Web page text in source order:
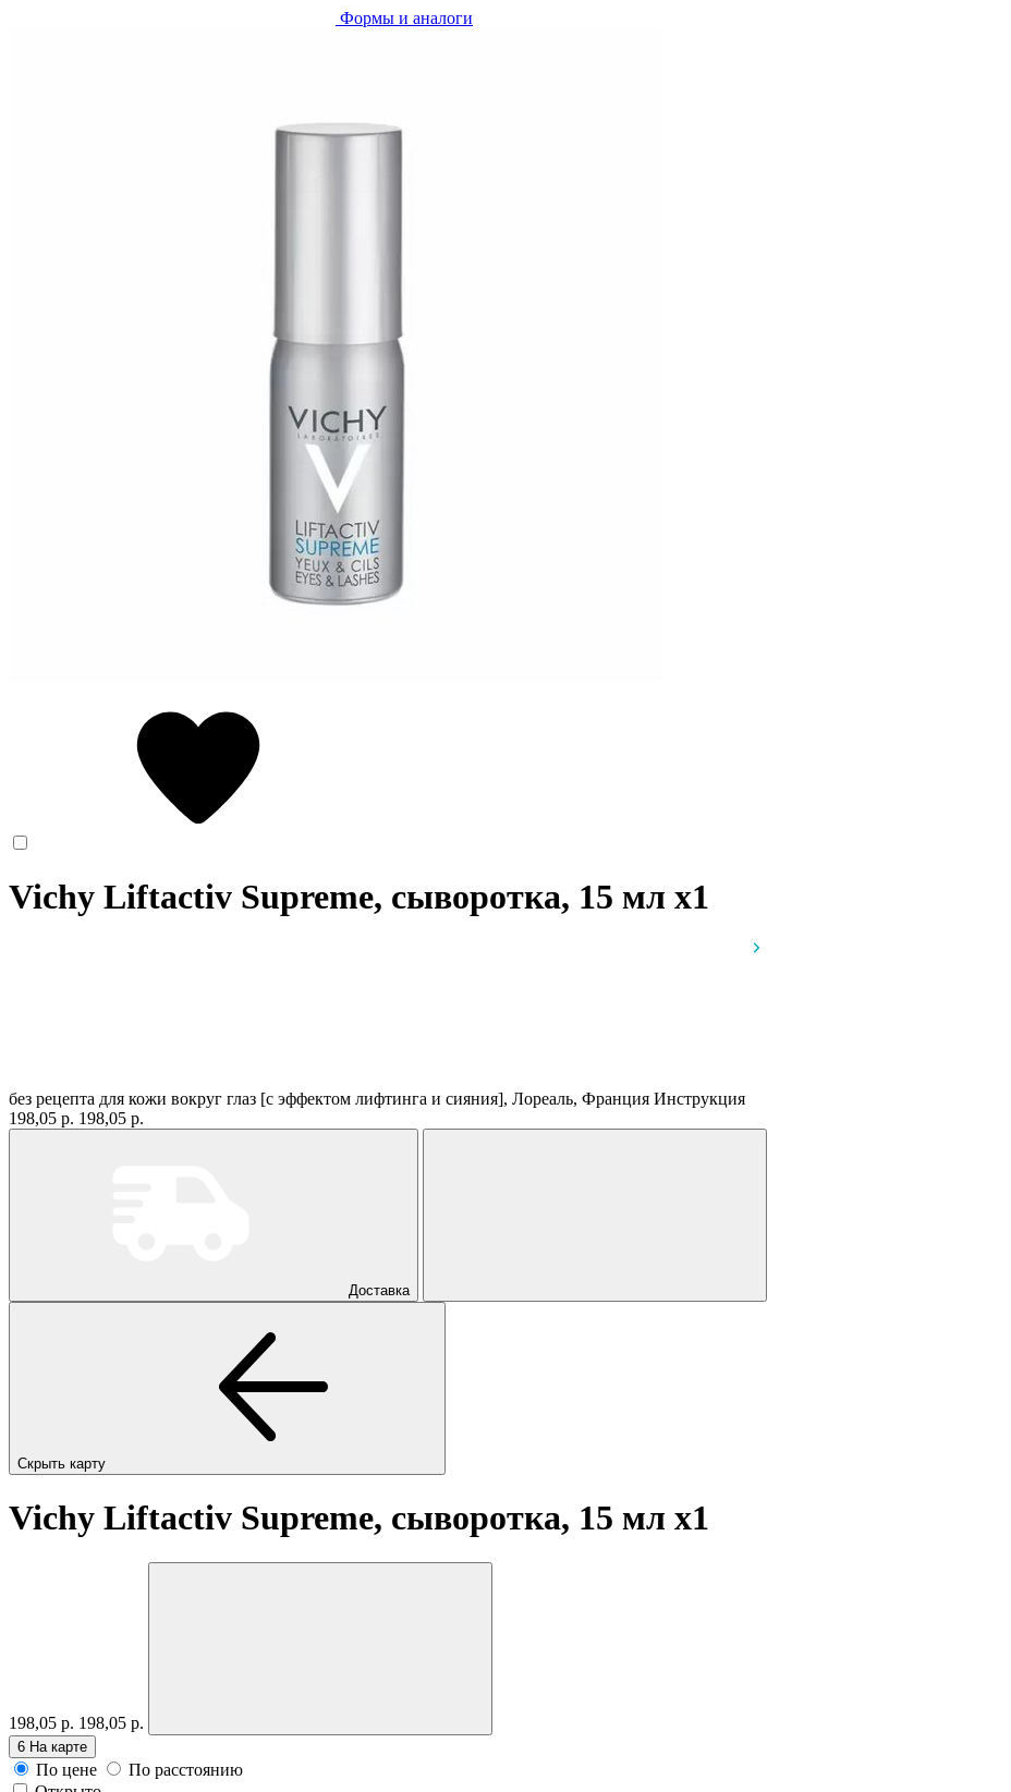
Формы и аналоги
Vichy Liftactiv Supreme, сыворотка, 15 мл x1
без рецепта для кожи вокруг глаз [с эффектом лифтинга и сияния], Лореаль, Франция Инструкция
198,05 р. 198,05 р.
Доставка
Скрыть карту
Vichy Liftactiv Supreme, сыворотка, 15 мл x1
198,05 р. 198,05 р.
6 На карте
По цене
По расстоянию